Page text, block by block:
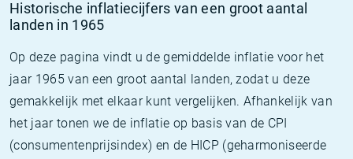
Historische inflatiecijfers van een groot aantal
landen in 1965
Op deze pagina vindt u de gemiddelde inflatie voor het
jaar 1965 van een groot aantal landen, zodat u deze
gemakkelijk met elkaar kunt vergelijken. Afhankelijk van
het jaar tonen we de inflatie op basis van de CPI
(consumentenprijsindex) en de HICP (geharmoniseerde